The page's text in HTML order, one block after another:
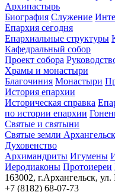
Архипастырь
Биография Служение
Епархия сегодня
Епархиальные структуры
Кафедральный собор
Проект собора
Храмы и монастыри
Благочиния Монастыри
История епархии
Историческая справка
по истории епархии
Святые и святыни
Святые земли
Духовенство
Архимандриты Игумены
Иеродиаконы Протоиереи
163002, г.Архангельск,
+7 (8182) 68-07-73